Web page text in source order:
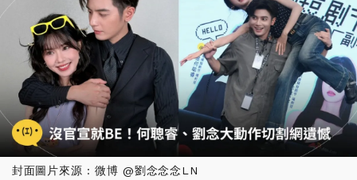
封面圖片來源 : 微博 @劉念念念LN